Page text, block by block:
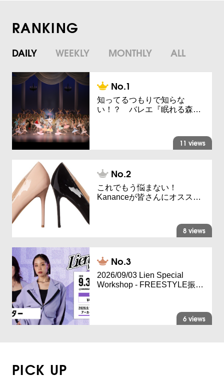
RANKING
DAILY WEEKLY MONTHLY ALL
知ってるつもりで知らな
い！？ バレエ『眠れる森…
11 views
これでもう悩まない！
Kananceが皆さんにオスス…
8 views
2026/09/03 Lien Special
Workshop - FREESTYLE振…
6 views
PICK UP